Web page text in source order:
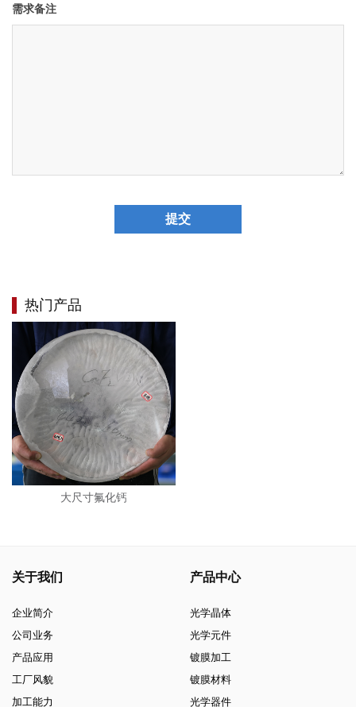
需求备注
提交
热门产品
大尺寸氟化钙
关于我们
企业简介
公司业务
产品应用
工厂风貌
加工能力
产品中心
光学晶体
光学元件
镀膜加工
镀膜材料
光学器件